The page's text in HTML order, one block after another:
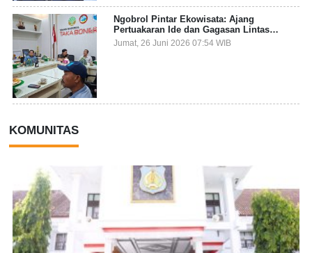
Ngobrol Pintar Ekowisata: Ajang
Pertuakaran Ide dan Gagasan Lintas
Sektor
Jumat, 26 Juni 2026 07:54 WIB
KOMUNITAS